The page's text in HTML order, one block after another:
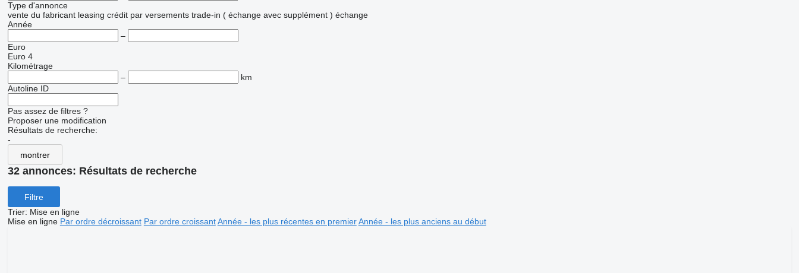
Type d'annonce
vente du fabricant leasing crédit par versements trade-in ( échange avec supplément ) échange
Année
–
Euro
Euro 4
Kilométrage
–
km
Autoline ID
Pas assez de filtres ?
Proposer une modification
Résultats de recherche:
-
montrer
32 annonces: Résultats de recherche
Filtre
Trier: Mise en ligne
Mise en ligne Par ordre décroissant Par ordre croissant Année - les plus récentes en premier Année - les plus anciens au début